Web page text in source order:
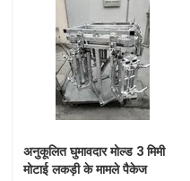
एल्यूमीनियम घूर्णी नए नए साँचे
ठोस बिलेट एल्यूमीनियम
फ्लेम रॉक एंड रोल मशीन खोलें
अनुकूलित घुमावदार मोल्ड 3 मिमी
मोटाई लकड़ी के मामले पैकेज